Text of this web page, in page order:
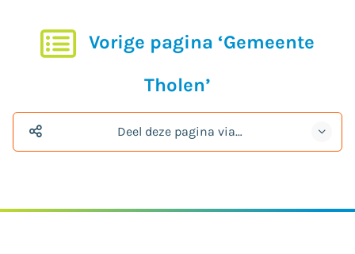
Vorige pagina ‘Gemeente
Tholen’
Deel deze pagina via…